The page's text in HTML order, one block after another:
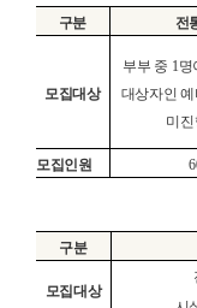
구분 전
모집대상
부부 중 1명
대상자인
미
모집인원
구분
모집대상